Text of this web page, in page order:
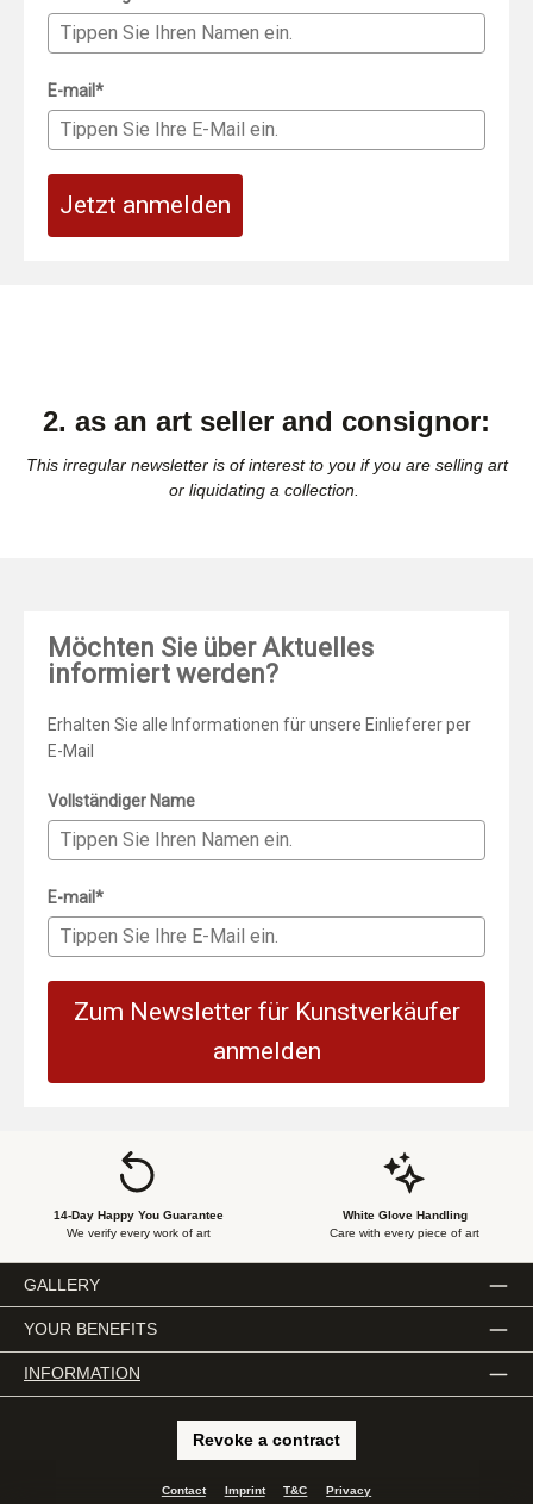
E-mail*
Jetzt anmelden
2. as an art seller and consignor:
This irregular newsletter is of interest to you if you are selling art
or liquidating a collection.
Möchten Sie über Aktuelles
informiert werden?
Erhalten Sie alle Informationen für unsere Einlieferer per
E-Mail
Vollständiger Name
E-mail*
Zum Newsletter für Kunstverkäufer
anmelden
14-Day Happy You Guarantee
We verify every work of art
White Glove Handling
Care with every piece of art
GALLERY
YOUR BENEFITS
INFORMATION
Revoke a contract
Contact Imprint T&C Privacy